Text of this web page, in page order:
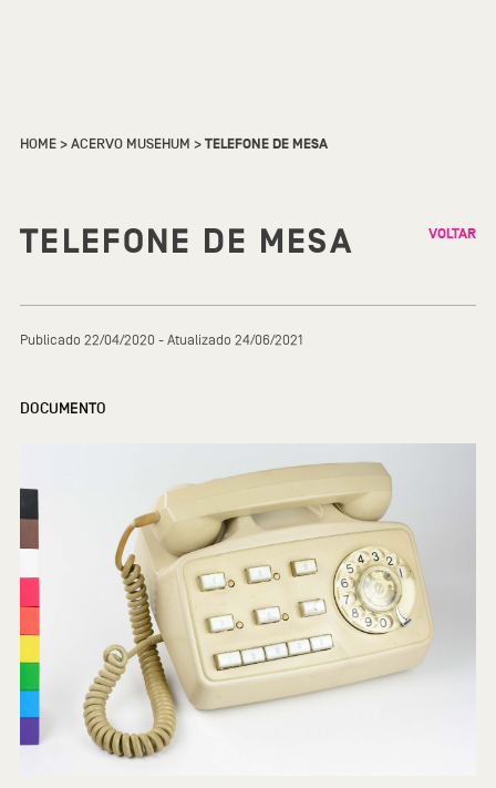
HOME>ACERVO MUSEHUM >TELEFONE DE MESA
TELEFONE DE MESA VOLTAR
Publicado 22/04/2020 - Atualizado 24/06/2021
DOCUMENTO